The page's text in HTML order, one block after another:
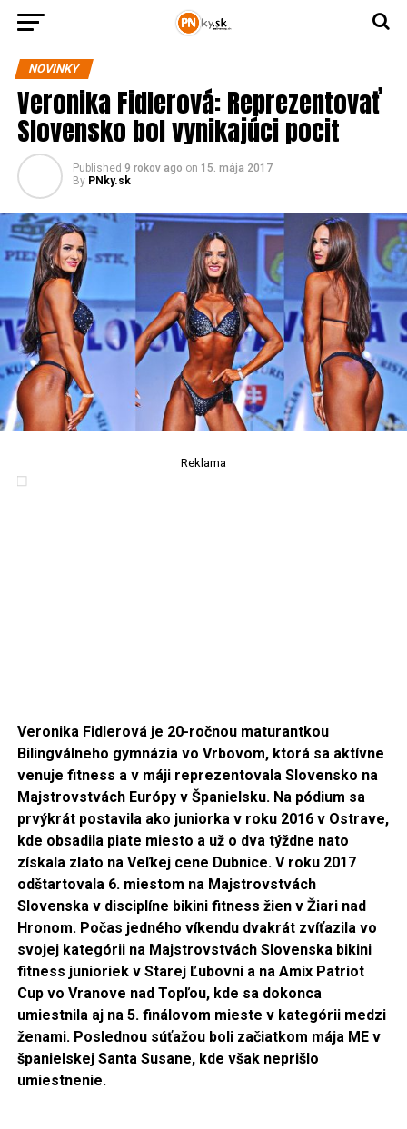
NOVINKY
Veronika Fidlerová: Reprezentovať
Slovensko bol vynikajúci pocit
Published 9 rokov ago on 15. mája 2017
By PNky.sk
Reklama
Veronika Fidlerová je 20-ročnou maturantkou
Bilingválneho gymnázia vo Vrbovom, ktorá sa aktívne
venuje fitness a v máji reprezentovala Slovensko na
Majstrovstvách Európy v Španielsku. Na pódium sa
prvýkrát postavila ako juniorka v roku 2016 v Ostrave,
kde obsadila piate miesto a už o dva týždne nato
získala zlato na Veľkej cene Dubnice. V roku 2017
odštartovala 6. miestom na Majstrovstvách
Slovenska v disciplíne bikini fitness žien v Žiari nad
Hronom. Počas jedného víkendu dvakrát zvíťazila vo
svojej kategórii na Majstrovstvách Slovenska bikini
fitness junioriek v Starej Ľubovni a na Amix Patriot
Cup vo Vranove nad Topľou, kde sa dokonca
umiestnila aj na 5. finálovom mieste v kategórii medzi
ženami. Poslednou súťažou boli začiatkom mája ME v
španielskej Santa Susane, kde však neprišlo
umiestnenie.